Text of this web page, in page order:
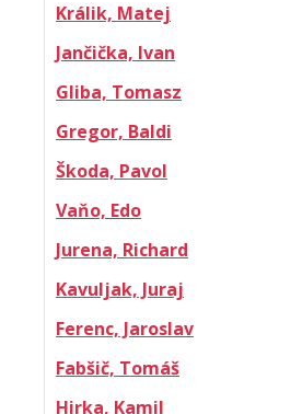
Králik, Matej
Jančička, Ivan
Gliba, Tomasz
Gregor, Baldi
Škoda, Pavol
Vaňo, Edo
Jurena, Richard
Kavuljak, Juraj
Ferenc, Jaroslav
Fabšič, Tomáš
Hirka, Kamil